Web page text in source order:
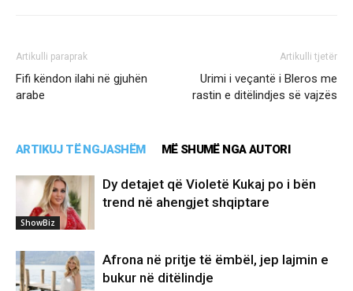
Artikulli paraprak
Fifi këndon ilahi në gjuhën
arabe
Artikulli tjetër
Urimi i veçantë i Bleros me
rastin e ditëlindjes së vajzës
ARTIKUJ TË NGJASHËM MË SHUMË NGA AUTORI
ShowBiz
Dy detajet që Violetë Kukaj po i bën
trend në ahengjet shqiptare
Afrona në pritje të ëmbël, jep lajmin e
bukur në ditëlindje